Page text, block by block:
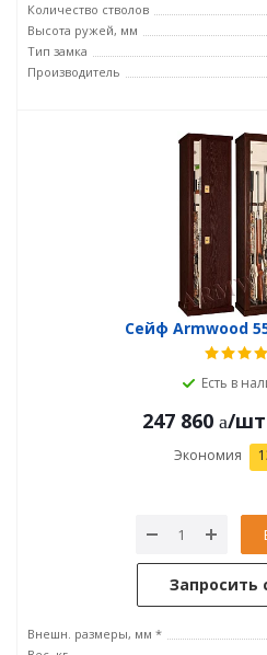
Количество стволов
Высота ружей, мм
Тип замка
Производитель
Сейф Armwood
Есть в
247 860 /шт
Экономия
Запросить
Внешн. размеры, мм *